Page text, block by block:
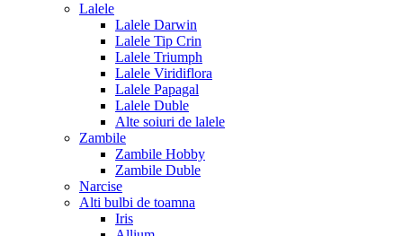
Lalele
Lalele Darwin
Lalele Tip Crin
Lalele Triumph
Lalele Viridiflora
Lalele Papagal
Lalele Duble
Alte soiuri de lalele
Zambile
Zambile Hobby
Zambile Duble
Narcise
Alti bulbi de toamna
Iris